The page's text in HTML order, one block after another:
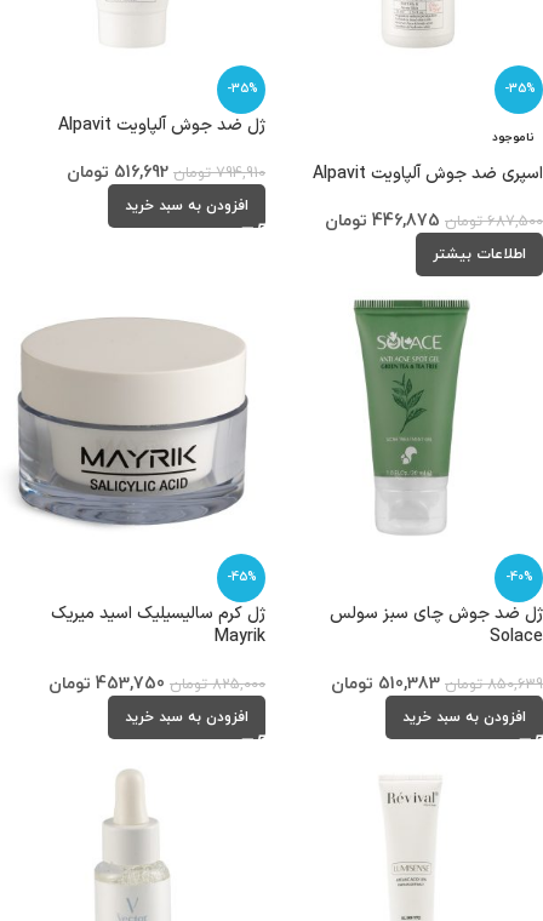
-35%
ناموجود
اسپری ضد جوش آلپاویت Alpavit
687,500 تومان 446,875 تومان
اطلاعات بیشتر
-35%
ژل ضد جوش آلپاویت Alpavit
794,910 تومان 516,692 تومان
افزودن به سبد خرید
-40%
ژل ضد جوش چای سبز سولس
Solace
850,639 تومان 510,383 تومان
افزودن به سبد خرید
-45%
ژل کرم سالیسیلیک اسید میریک
Mayrik
825,000 تومان 453,750 تومان
افزودن به سبد خرید